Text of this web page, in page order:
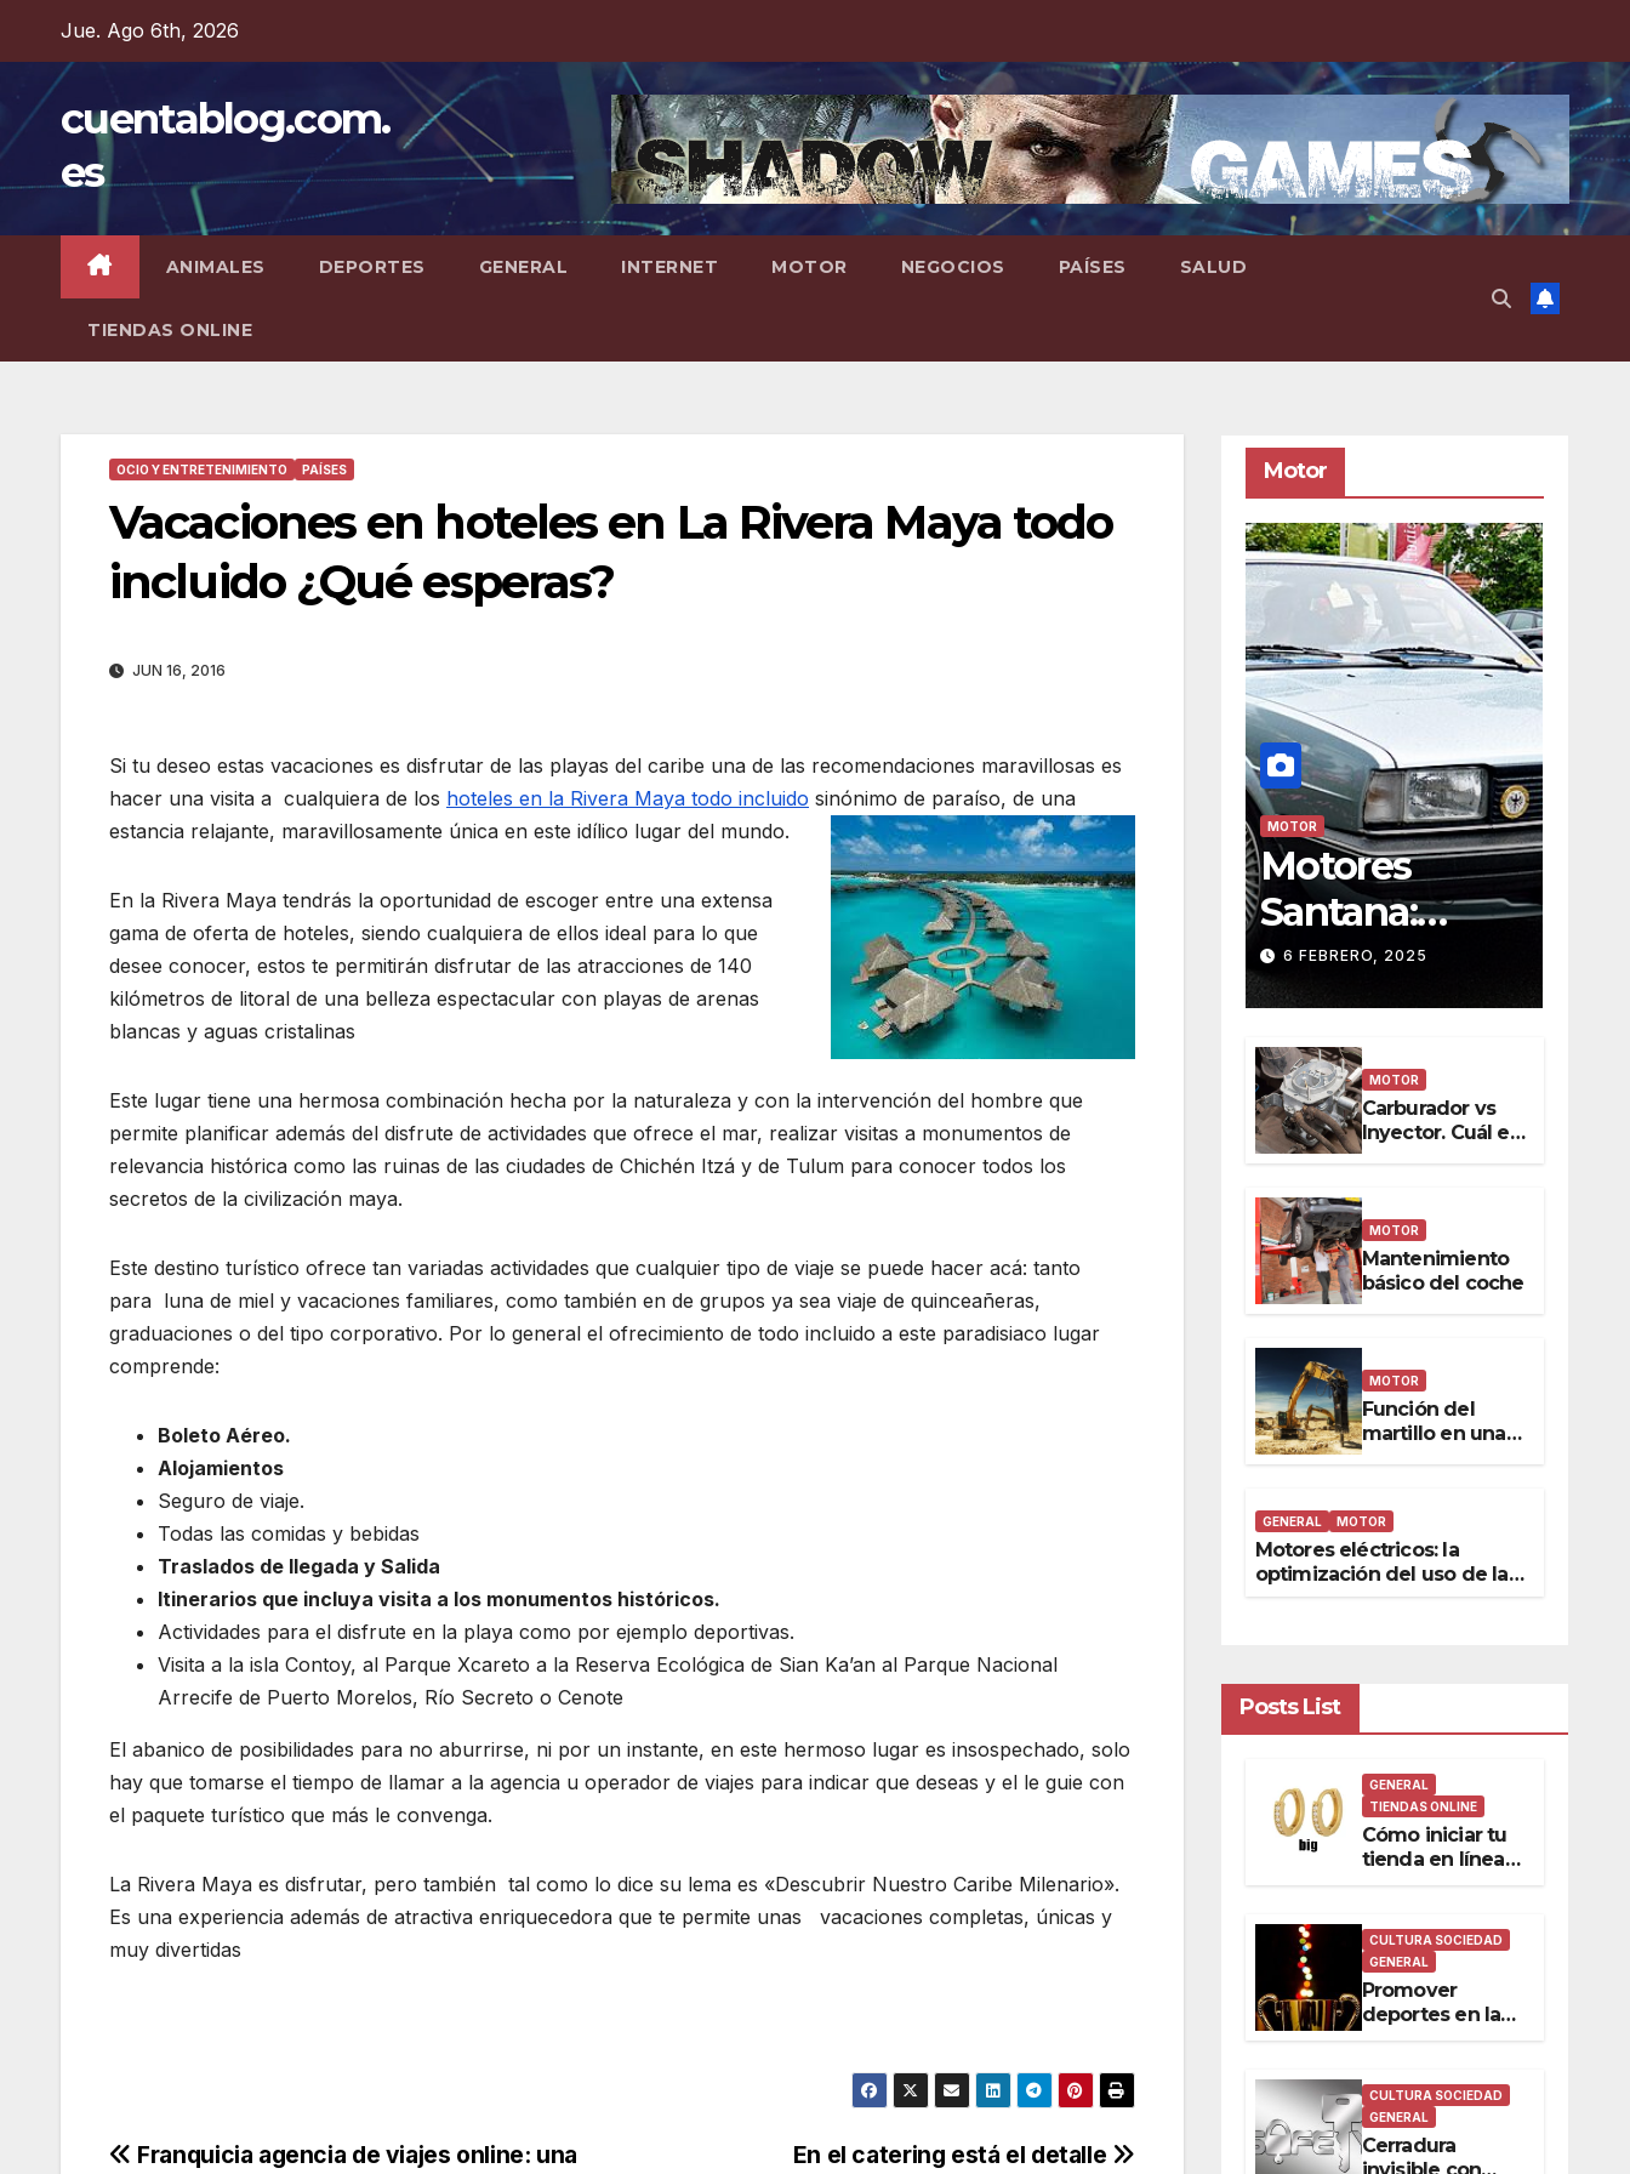
contenido
Jue. Ago 6th, 2026
cuentablog.com.
es
ANIMALES DEPORTES GENERAL INTERNET MOTOR NEGOCIOS PAÍSES SALUD
TIENDAS ONLINE
OCIO Y ENTRETENIMIENTO PAÍSES
Vacaciones en hoteles en La Rivera Maya todo
incluido ¿Qué esperas?
JUN 16, 2016
Si tu deseo estas vacaciones es disfrutar de las playas del caribe una de las recomendaciones maravillosas es
hacer una visita a cualquiera de los hoteles en la Rivera Maya todo incluido sinónimo de paraíso, de una
estancia relajante, maravillosamente única en este idílico lugar del mundo.
En la Rivera Maya tendrás la oportunidad de escoger entre una extensa
gama de oferta de hoteles, siendo cualquiera de ellos ideal para lo que
desee conocer, estos te permitirán disfrutar de las atracciones de 140
kilómetros de litoral de una belleza espectacular con playas de arenas
blancas y aguas cristalinas
Este lugar tiene una hermosa combinación hecha por la naturaleza y con la intervención del hombre que
permite planificar además del disfrute de actividades que ofrece el mar, realizar visitas a monumentos de
relevancia histórica como las ruinas de las ciudades de Chichén Itzá y de Tulum para conocer todos los
secretos de la civilización maya.
Este destino turístico ofrece tan variadas actividades que cualquier tipo de viaje se puede hacer acá: tanto
para luna de miel y vacaciones familiares, como también en de grupos ya sea viaje de quinceañeras,
graduaciones o del tipo corporativo. Por lo general el ofrecimiento de todo incluido a este paradisiaco lugar
comprende:
Boleto Aéreo.
Alojamientos
Seguro de viaje.
Todas las comidas y bebidas
Traslados de llegada y Salida
Itinerarios que incluya visita a los monumentos históricos.
Actividades para el disfrute en la playa como por ejemplo deportivas.
Visita a la isla Contoy, al Parque Xcareto a la Reserva Ecológica de Sian Ka’an al Parque Nacional
Arrecife de Puerto Morelos, Río Secreto o Cenote
El abanico de posibilidades para no aburrirse, ni por un instante, en este hermoso lugar es insospechado, solo
hay que tomarse el tiempo de llamar a la agencia u operador de viajes para indicar que deseas y el le guie con
el paquete turístico que más le convenga.
La Rivera Maya es disfrutar, pero también tal como lo dice su lema es «Descubrir Nuestro Caribe Milenario».
Es una experiencia además de atractiva enriquecedora que te permite unas vacaciones completas, únicas y
muy divertidas
Navegación
En el catering está el detalle
Franquicia agencia de viajes online: una
Motor
MOTOR
Motores
Santana:
Historia y
Evolución de
una Marca
Icónica
6 FEBRERO, 2025
MOTOR
Carburador vs
Inyector. Cuál es
mejor
MOTOR
Mantenimiento
básico del coche
MOTOR
Función del
martillo en una
retroexcavadora
GENERAL MOTOR
Motores eléctricos: la
optimización del uso de la
Posts List
GENERAL
TIENDAS ONLINE
Cómo iniciar tu
tienda en línea
CULTURA SOCIEDAD
GENERAL
Promover
deportes en las
comunidades
CULTURA SOCIEDAD
GENERAL
Cerradura
invisible con